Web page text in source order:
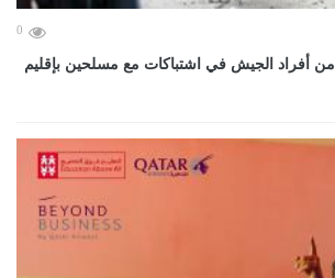
0
الهند: مصرع وإصابة 6 من أفراد الجيش في اشتباكات مع مسلحين بإقليم